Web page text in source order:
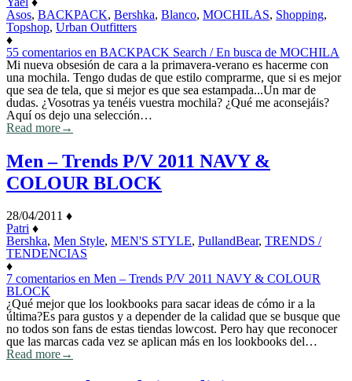
Asos, BACKPACK, Bershka, Blanco, MOCHILAS, Shopping,
Topshop, Urban Outfitters
♦
55 comentarios en BACKPACK Search / En busca de MOCHILA
Mi nueva obsesión de cara a la primavera-verano es hacerme con
una mochila. Tengo dudas de que estilo comprarme, que si es mejor
que sea de tela, que si mejor es que sea estampada...Un mar de
dudas. ¿Vosotras ya tenéis vuestra mochila? ¿Qué me aconsejáis?
Aquí os dejo una selección…
Read more→
Men – Trends P/V 2011 NAVY &
COLOUR BLOCK
28/04/2011 ♦
Patri ♦
Bershka, Men Style, MEN'S STYLE, PullandBear, TRENDS /
TENDENCIAS
♦
7 comentarios en Men – Trends P/V 2011 NAVY & COLOUR
BLOCK
¿Qué mejor que los lookbooks para sacar ideas de cómo ir a la
última?Es para gustos y a depender de la calidad que se busque que
no todos son fans de estas tiendas lowcost. Pero hay que reconocer
que las marcas cada vez se aplican más en los lookbooks del…
Read more→